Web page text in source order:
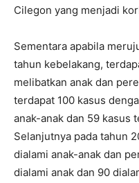
Cilegon yang menjadi
Sementara apabila
tahun kebelakang,
melibatkan anak dan
terdapat 100 kasus
anak-anak dan 59 kasus
Selanjutnya pada tahun
dialami anak-anak dan
dialami anak dan 90